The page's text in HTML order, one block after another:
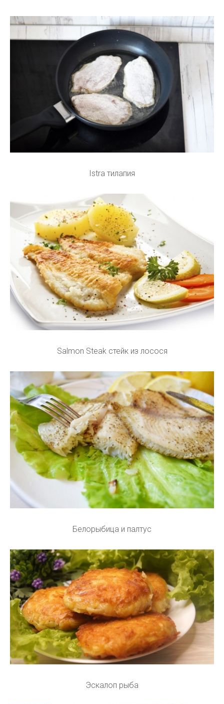
Istra тилапия
Salmon Steak стейк из лосося
Белорыбица и палтус
Эскалоп рыба